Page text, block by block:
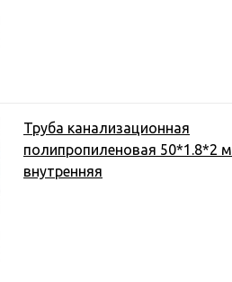
Труба канализационная
полипропиленовая 50*1.8*2 м
внутренняя